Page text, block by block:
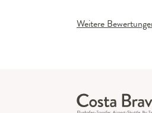
Weitere